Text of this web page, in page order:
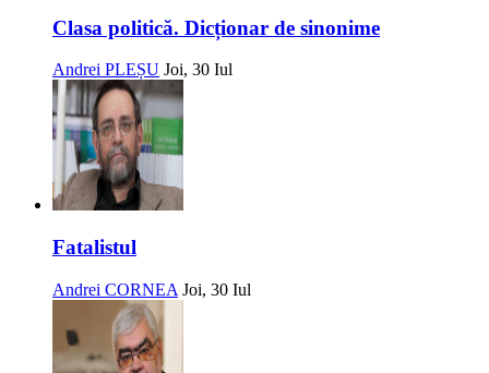
Clasa politică. Dicționar de sinonime
Andrei PLEȘU Joi, 30 Iul
Fatalistul
Andrei CORNEA Joi, 30 Iul